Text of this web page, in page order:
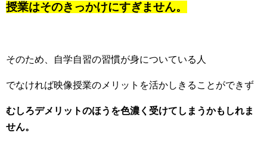
授業はそのきっかけにすぎません。
そのため、自学自習の習慣が身についている人
でなければ映像授業のメリットを活かしきることができず
むしろデメリットのほうを色濃く受けてしまうかもしれま
せん。